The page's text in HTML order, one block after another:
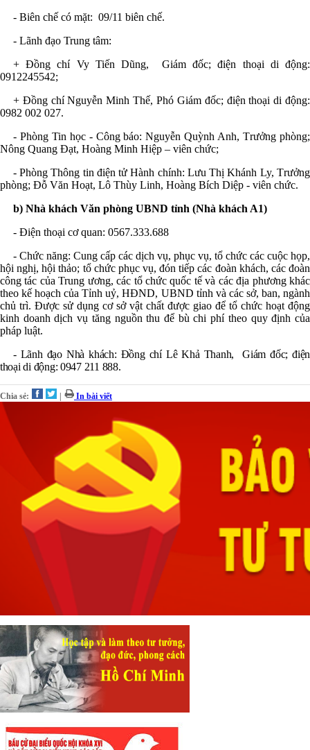
- Biên chế có mặt: 09/11 biên chế.
- Lãnh đạo Trung tâm:
+ Đồng chí Vy Tiến Dũng, Giám đốc;điện thoại di động:
0912245542;
+ Đồng chíNguyễn Minh Thế, Phó Giám đốc; điện thoại di động:
0982 002 027.
- Phòng Tin học - Công báo: Nguyễn Quỳnh Anh, Trưởng phòng;
Nông Quang Đạt, Hoàng Minh Hiệp – viên chức;
- Phòng Thông tin điện tử Hành chính: Lưu Thị Khánh Ly, Trưởng
phòng; Đỗ Văn Hoạt, Lô Thùy Linh, Hoàng Bích Diệp - viên chức.
b)Nhà khách Văn phòng UBND tỉnh (Nhà khách A1)
- Điện thoại cơ quan: 0567.333.688
- Chức năng: Cung cấp các dịch vụ, phục vụ, tổ chức các cuộc họp,
hội nghị, hội thảo; tổ chức phục vụ, đón tiếp các đoàn khách, các đoàn
công tác của Trung ương, các tổ chức quốc tế và các địa phương khác
theo kế hoạch của Tỉnh uỷ, HĐND, UBND tỉnh và các sở, ban, ngành
chủ trì. Được sử dụng cơ sở vật chất được giao để tổ chức hoạt động
kinh doanh dịch vụ tăng nguồn thu để bù chi phí theo quy định của
pháp luật.
- Lãnh đạo Nhà khách: Đồng chí Lê Khả Thanh, Giám đốc; điện
thoại di động:0947 211 888.
Chia sẻ: | In bài viết